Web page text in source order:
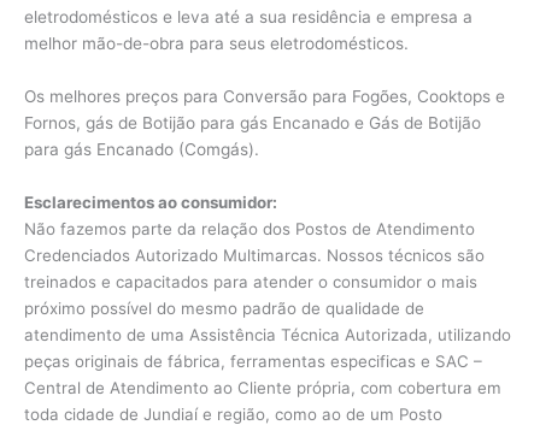
eletrodomésticos e leva até a sua residência e empresa a
melhor mão-de-obra para seus eletrodomésticos.
Os melhores preços para Conversão para Fogões, Cooktops e
Fornos, gás de Botijão para gás Encanado e Gás de Botijão
para gás Encanado (Comgás).
Esclarecimentos ao consumidor:
Não fazemos parte da relação dos Postos de Atendimento
Credenciados Autorizado Multimarcas. Nossos técnicos são
treinados e capacitados para atender o consumidor o mais
próximo possível do mesmo padrão de qualidade de
atendimento de uma Assistência Técnica Autorizada, utilizando
peças originais de fábrica, ferramentas especificas e SAC –
Central de Atendimento ao Cliente própria, com cobertura em
toda cidade de Jundiaí e região, como ao de um Posto